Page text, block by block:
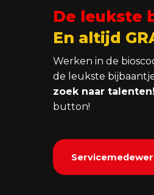
De leukste
En altijd
Werken in de
de leukste
zoek naar talenten!
button!